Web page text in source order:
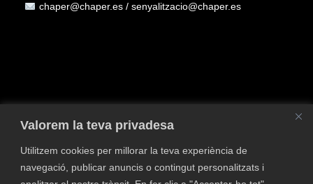
Valorem la teva privadesa
Utilitzem cookies per millorar la teva experiència de
navegació, publicar anuncis o contingut personalitzats i
chaper@chaper.es / senyalitzacio@chaper.es
Política de privacidad Política de Cookies Aviso